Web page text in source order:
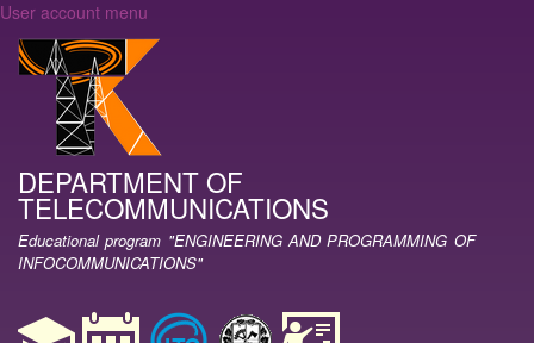
User account menu
DEPARTMENT OF
TELECOMMUNICATIONS
Educational program "ENGINEERING AND PROGRAMMING OF
INFOCOMMUNICATIONS"